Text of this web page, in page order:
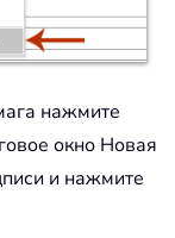
нажмите
окно Новая
и нажмите